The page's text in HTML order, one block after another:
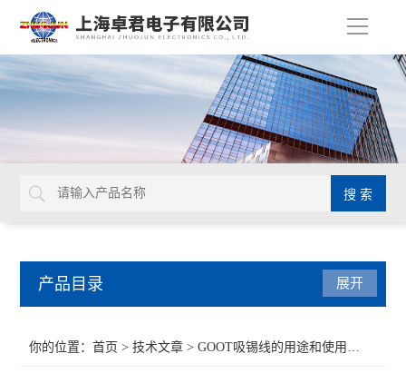
导
产品目录 展开
你的位置：首页 >技术文章 > GOOT吸锡线的用途和使用方法